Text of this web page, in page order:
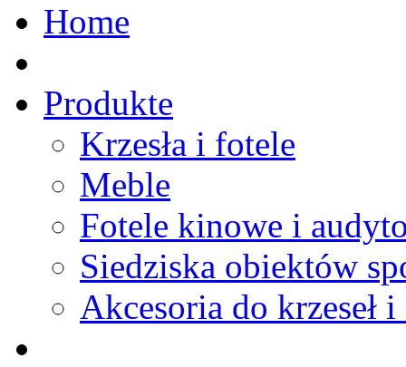
Home
Produkte
Krzesła i fotele
Meble
Fotele kinowe i
Siedziska obiektów
Akcesoria do krzeseł